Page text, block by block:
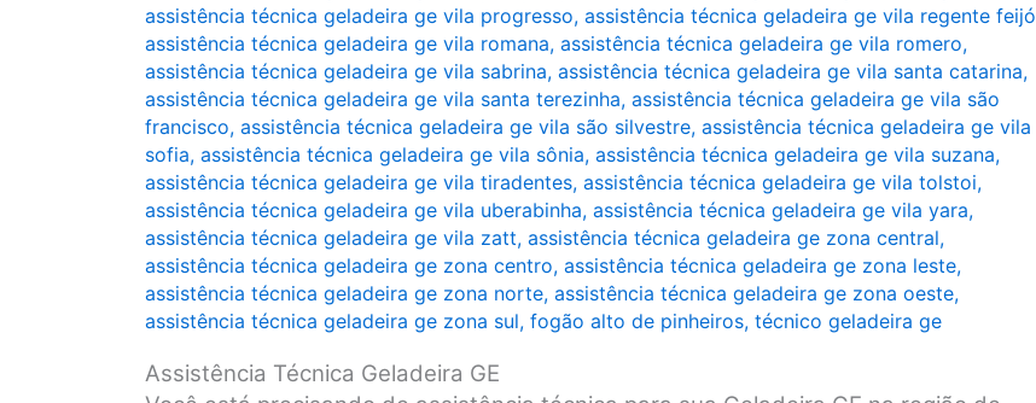
assistência técnica geladeira ge vila progresso, assistência técnica geladeira ge vila regente feijó
assistência técnica geladeira ge vila romana, assistência técnica geladeira ge vila romero,
assistência técnica geladeira ge vila sabrina, assistência técnica geladeira ge vila santa catarina,
assistência técnica geladeira ge vila santa terezinha, assistência técnica geladeira ge vila são
francisco, assistência técnica geladeira ge vila são silvestre, assistência técnica geladeira ge vila
sofia, assistência técnica geladeira ge vila sônia, assistência técnica geladeira ge vila suzana,
assistência técnica geladeira ge vila tiradentes, assistência técnica geladeira ge vila tolstoi,
assistência técnica geladeira ge vila uberabinha, assistência técnica geladeira ge vila yara,
assistência técnica geladeira ge vila zatt, assistência técnica geladeira ge zona central,
assistência técnica geladeira ge zona centro, assistência técnica geladeira ge zona leste,
assistência técnica geladeira ge zona norte, assistência técnica geladeira ge zona oeste,
assistência técnica geladeira ge zona sul, fogão alto de pinheiros, técnico geladeira ge
Assistência Técnica Geladeira GE